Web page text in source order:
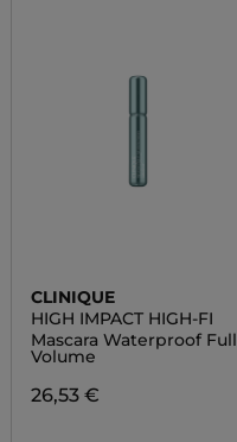
CLINIQUE
HIGH IMPACT HIGH-FI
Mascara Waterproof Full
Volume
26,53 €